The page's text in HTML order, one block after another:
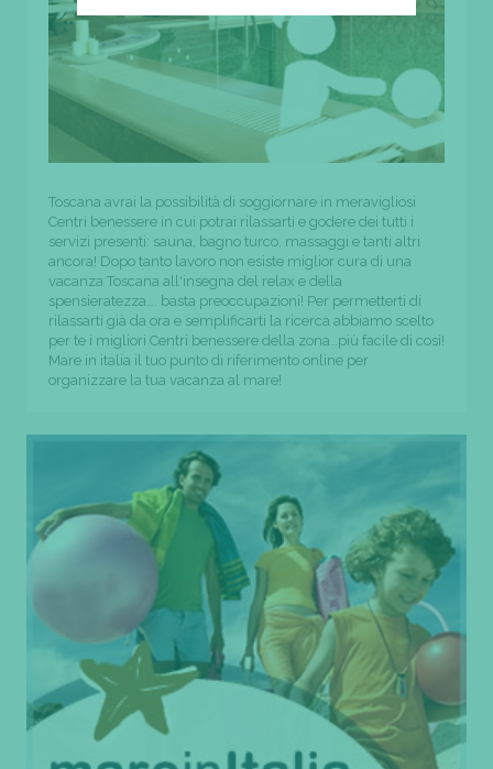
Toscana avrai la possibilità di soggiornare in meravigliosi
Centri benessere in cui potrai rilassarti e godere dei tutti i
servizi presenti: sauna, bagno turco, massaggi e tanti altri
ancora! Dopo tanto lavoro non esiste miglior cura di una
vacanza Toscana all'insegna del relax e della
spensieratezza…. basta preoccupazioni! Per permetterti di
rilassarti già da ora e semplificarti la ricerca abbiamo scelto
per te i migliori Centri benessere della zona…più facile di così!
Mare in italia il tuo punto di riferimento online per
organizzare la tua vacanza al mare!